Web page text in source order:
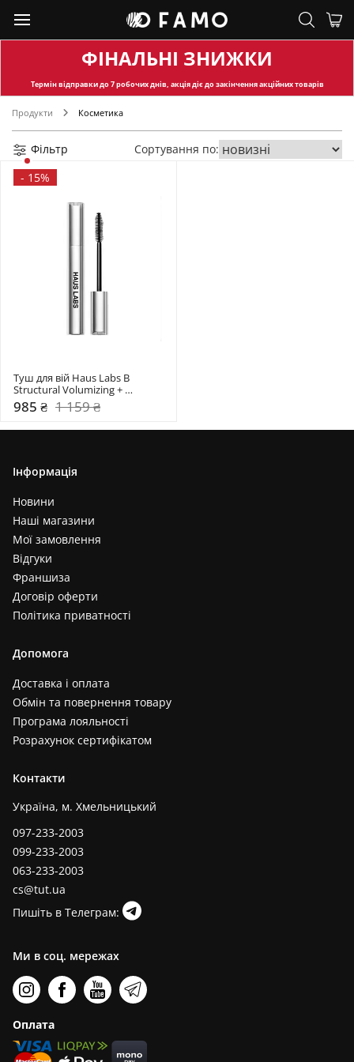
ФІНАЛЬНІ ЗНИЖКИ
Термін відправкидо 7 робочих днів, акція діє до закінчення акційних товарів
Продукти Косметика
Фільтр
Сортування по:
- 15%
Туш для вій Haus Labs B
Structural Volumizing +
Lengthening Mascara
985 ₴ 1 159 ₴
Інформація
Новини
Наші магазини
Мої замовлення
Відгуки
Франшиза
Договір оферти
Політика приватності
Допомога
Доставка і оплата
Обмін та повернення товару
Програма лояльності
Розрахунок сертифікатом
Контакти
Україна, м. Хмельницький
097-233-2003
099-233-2003
063-233-2003
cs@tut.ua
Пишіть в Телеграм:
Ми в соц. мережах
Оплата